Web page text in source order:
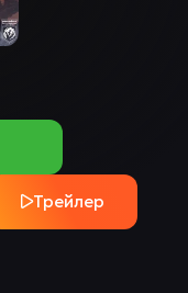
Трейлер